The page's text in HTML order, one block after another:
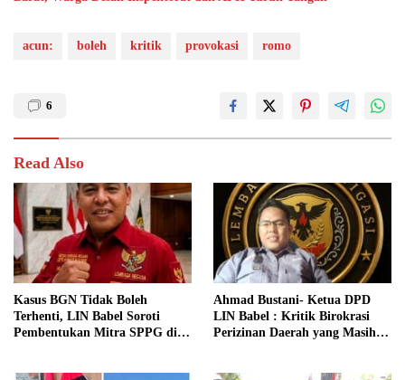
acun: boleh kritik provokasi romo
6
Read Also
Kasus BGN Tidak Boleh
Terhenti, LIN Babel Soroti
Pembentukan Mitra SPPG di
Ahmad Bustani- Ketua DPD
LIN Babel : Kritik Birokrasi
Perizinan Daerah yang Masih